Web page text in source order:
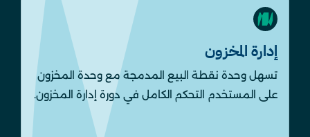
إدارة المخزون
تسهل وحدة نقطة البيع المدمجة مع وحدة المخزون
على المستخدم التحكم الكامل في دورة إدارة المخزون.